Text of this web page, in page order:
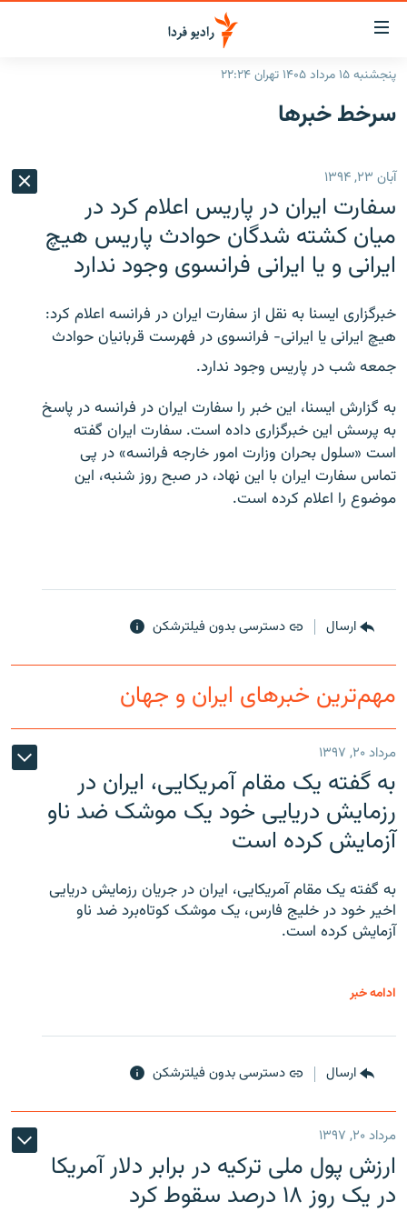
لینک‌های
قابلیت
دسترسی
بازگشت
اصلی
رفتن
صفحه
جستجو
ایران
رادیو
انتخاب کنید و بشنوید
برنامه‌های رادیویی
پادکست
چندرسانه‌ای
گزارش‌های ویدئویی
English
زبان‌های دیگر
پنجشنبه ۱۵ مرداد ۱۴۰۵ تهران ۲۲:۲۴
سرخط‌ خبرها
آبان ۲۳, ۱۳۹۴
سفارت ایران در پاریس اعلام کرد در
میان کشته شدگان حوادث پاریس هیچ
ایرانی و یا ایرانی فرانسوی وجود ندارد
خبرگزاری ایسنا به نقل از سفارت ایران در فرانسه اعلام کرد:
هیچ ایرانی یا ایرانی- فرانسوی در فهرست قربانیان حوادث
جمعه شب در پاریس وجود ندارد.
به گزارش ایسنا، این خبر را سفارت ایران در فرانسه در پاسخ
به پرسش این خبرگزاری داده است. سفارت ایران گفته
است «سلول بحران وزارت امور خارجه فرانسه» در پی
تماس سفارت ایران با این نهاد، در صبح روز شنبه، این
موضوع را اعلام کرده است.
ارسال دسترسی بدون فیلترشکن
مهم‌ترین خبرهای ایران و جهان
مرداد ۲۰, ۱۳۹۷
به گفته یک مقام آمریکایی، ایران در
رزمایش دریایی خود یک موشک ضد ناو
آزمایش کرده است
به گفته یک مقام آمریکایی، ایران در جریان رزمایش دریایی
اخیر خود در خلیج فارس، یک موشک کوتاه‌برد ضد ناو
آزمایش کرده است.
ادامه خبر
ارسال دسترسی بدون فیلترشکن
مرداد ۲۰, ۱۳۹۷
ارزش پول ملی ترکیه در برابر دلار آمریکا
در یک روز ۱۸ درصد سقوط کرد